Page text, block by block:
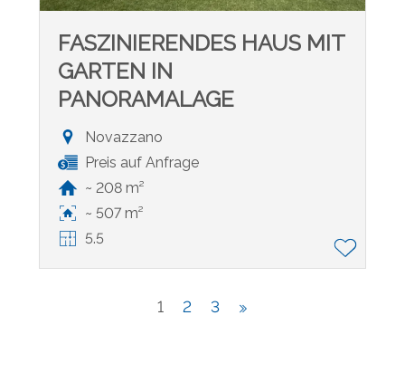
FASZINIERENDES HAUS MIT
GARTEN IN
PANORAMALAGE
Novazzano
Preis auf Anfrage
~ 208 m²
~ 507 m²
5.5
1 2 3